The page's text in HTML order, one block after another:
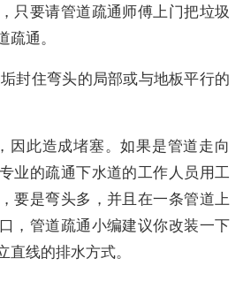
只要请管道疏通师傅上门把垃圾
通。
封住弯头的局部或与地板平行的
因此造成堵塞。如果是管道走向
业的疏通下水道的工作人员用工
要是弯头多，并且在一条管道上
，管道疏通小编建议你改装一下
线的排水方式。